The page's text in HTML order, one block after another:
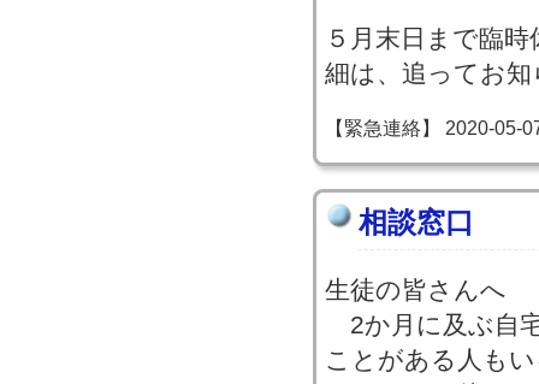
５月末日まで臨
細は、追ってお
【緊急連絡】 2020-05-
相談窓口
生徒の皆さんへ
2か月に及ぶ自
ことがある人も